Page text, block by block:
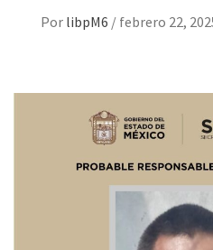
Por libpM6 / febrero 22,